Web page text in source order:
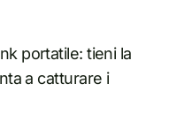
portatile: tieni la
a catturare i